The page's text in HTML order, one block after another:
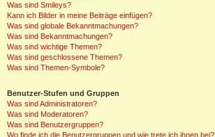
Was sind Smileys?
Kann ich Bilder in meine Beiträge einfügen?
Was sind globale Bekanntmachungen?
Was sind Bekanntmachungen?
Was sind wichtige Themen?
Was sind geschlossene Themen?
Was sind Themen-Symbole?
Benutzer-Stufen und Gruppen
Was sind Administratoren?
Was sind Moderatoren?
Was sind Benutzergruppen?
Wo finde ich die Benutzergruppen und wie trete ich ihnen bei?